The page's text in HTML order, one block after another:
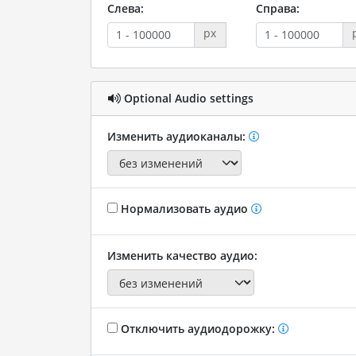
Слева:
px
Справа:
Optional Audio settings
Изменить аудиоканалы:
Нормализовать аудио
Изменить качество аудио:
Отключить аудиодорожку: